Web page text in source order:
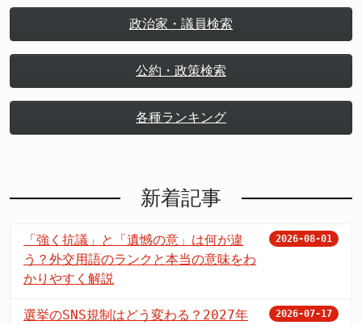
政治家・議員検索
公約・政策検索
各種ランキング
新着記事
「強く抗議」と「遺憾の意」は何が違
う？外交用語のランクと本当の意味をわ
かりやすく解説
2026-08-01
選挙のSNS規制はどう変わる？2027年
2026-07-17